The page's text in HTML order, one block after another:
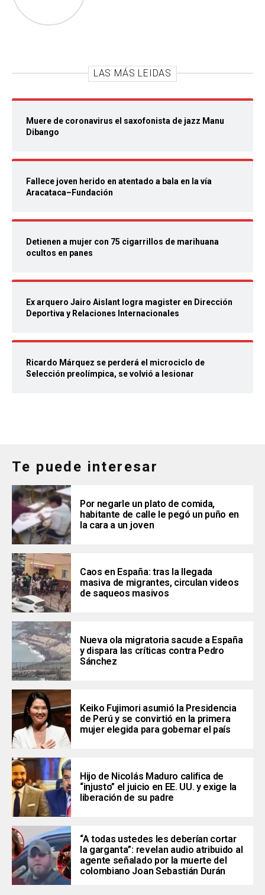
LAS MÁS LEIDAS
Muere de coronavirus el saxofonista de jazz Manu
Dibango
Fallece joven herido en atentado a bala en la vía
Aracataca–Fundación
Detienen a mujer con 75 cigarrillos de marihuana
ocultos en panes
Ex arquero Jairo Aislant logra magister en Dirección
Deportiva y Relaciones Internacionales
Ricardo Márquez se perderá el microciclo de
Selección preolímpica, se volvió a lesionar
Te puede interesar
Por negarle un plato de comida,
habitante de calle le pegó un puño en
la cara a un joven
Caos en España: tras la llegada
masiva de migrantes, circulan videos
de saqueos masivos
Nueva ola migratoria sacude a España
y dispara las críticas contra Pedro
Sánchez
Keiko Fujimori asumió la Presidencia
de Perú y se convirtió en la primera
mujer elegida para gobernar el país
Hijo de Nicolás Maduro califica de
“injusto” el juicio en EE. UU. y exige la
liberación de su padre
“A todas ustedes les deberían cortar
la garganta”: revelan audio atribuido al
agente señalado por la muerte del
colombiano Joan Sebastián Durán